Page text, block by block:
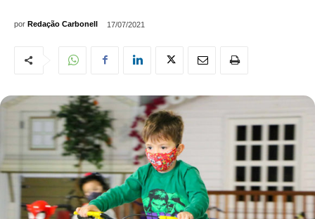
por Redação Carbonell 17/07/2021